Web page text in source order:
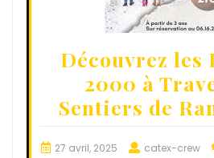
Découvrez les
2000 à
Sentiers de
27 avril, 2025 catex-crew